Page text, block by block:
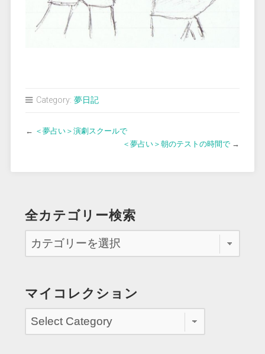
Category: 夢日記
← ＜夢占い＞演劇スクールで
＜夢占い＞朝のテストの時間で →
全カテゴリー検索
マイコレクション